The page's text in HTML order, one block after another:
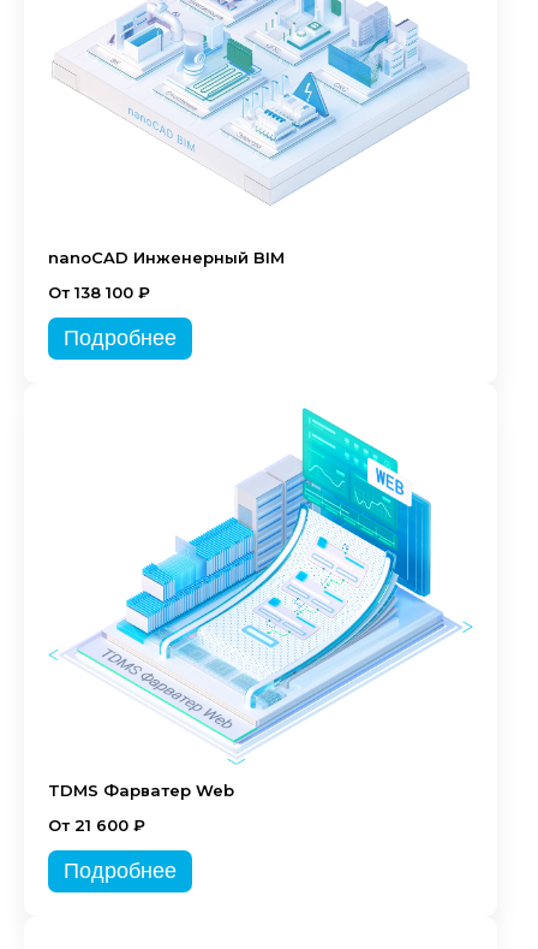
nanoCAD Инженерный BIM
От 138 100 ₽
Подробнее
TDMS Фарватер Web
От 21 600 ₽
Подробнее